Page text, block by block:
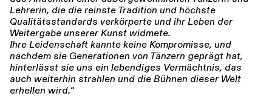
Lehrerin, die die reinste Tradition und höchste
Qualitätsstandards verkörperte und ihr Leben der
Weitergabe unserer Kunst widmete.
Ihre Leidenschaft kannte keine Kompromisse, und
nachdem sie Generationen von Tänzern geprägt hat,
hinterlässt sie uns ein lebendiges Vermächtnis, das
auch weiterhin strahlen und die Bühnen dieser Welt
erhellen wird.“